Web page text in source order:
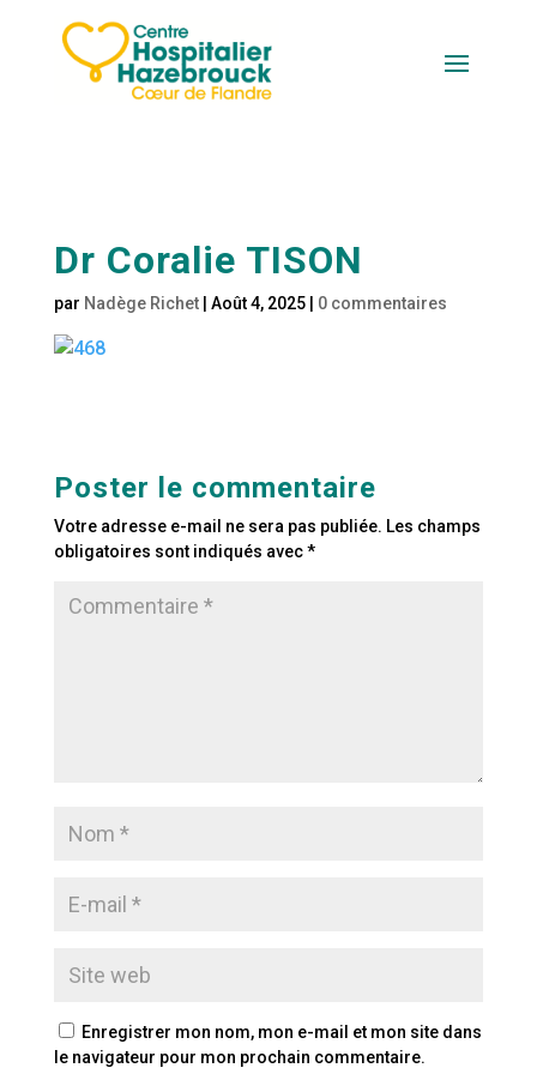
Dr Coralie TISON
par Nadège Richet| Août 4, 2025| 0 commentaires
Poster le commentaire
Votre adresse e-mail ne sera pas publiée. Les champs
obligatoires sont indiqués avec*
Enregistrer mon nom, mon e-mail et mon site dans
le navigateur pour mon prochain commentaire.